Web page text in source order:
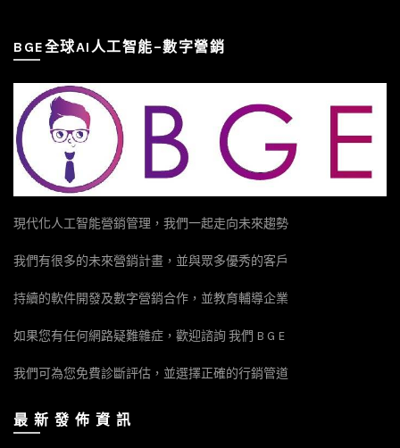
BGE全球AI人工智能–數字營銷
現代化人工智能營銷管理，我們一起走向未來趨勢
我們有很多的未來營銷計畫，並與眾多優秀的客戶
持續的軟件開發及數字營銷合作，並教育輔導企業
如果您有任何網路疑難雜症，歡迎諮詢 我們 B G E
我們可為您免費診斷評估，並選擇正確的行銷管道
最 新 發 佈 資 訊